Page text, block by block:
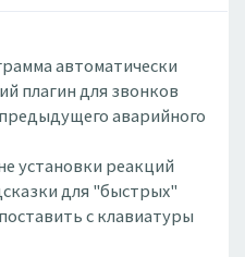
автоматически
плагин для звонков
предыдущего аварийного
установки реакций
для "быстрых"
с клавиатуры